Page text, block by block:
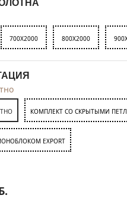
700X2000 800X2000
КОМПЛЕКТ СО СКРЫТЫМИ
EXPORT